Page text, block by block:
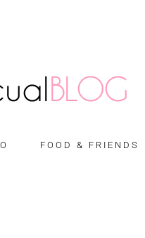
FOOD & FRIENDS